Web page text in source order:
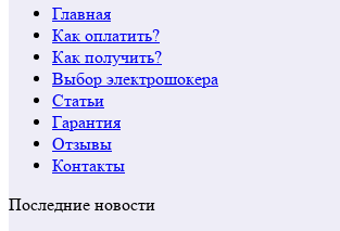
Главная
Как оплатить?
Как получить?
Выбор электрошокера
Статьи
Гарантия
Отзывы
Контакты
Последние новости